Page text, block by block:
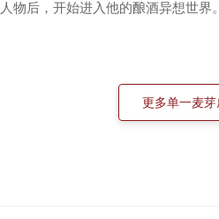
人物后，开始进入他的酿酒异想世界。